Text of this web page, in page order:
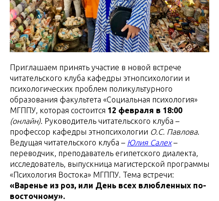
Приглашаем принять участие в новой встрече
читательского клуба кафедры этнопсихологии и
психологических проблем поликультурного
образования факультета «Социальная психология»
МГППУ, которая состоится 12 февраля в 18:00
(онлайн). Руководитель читательского клуба –
профессор кафедры этнопсихологии О.С. Павлова.
Ведущая читательского клуба – Юлия Салех–
переводчик, преподаватель египетского диалекта,
исследователь, выпускница магистерской программы
«Психология Востока» МГППУ. Тема встречи:
«Варенье из роз, или День всех влюбленных по-
восточному».